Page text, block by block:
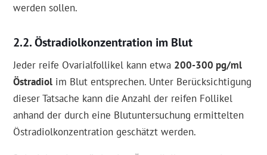
werden sollen.
Östradiolkonzentration im Blut
Jeder reife Ovarialfollikel kann etwa 200-300 pg/ml
Östradiol im Blut entsprechen. Unter Berücksichtigung
dieser Tatsache kann die Anzahl der reifen Follikel
anhand der durch eine Blutuntersuchung ermittelten
Östradiolkonzentration geschätzt werden.